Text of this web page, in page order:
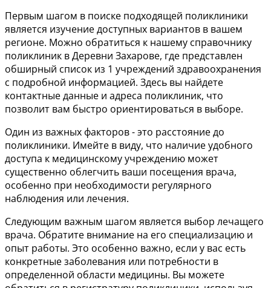
Первым шагом в поиске подходящей поликлиники
является изучение доступных вариантов в вашем
регионе. Можно обратиться к нашему справочнику
поликлиник в Деревни Захарове, где представлен
обширный список из 1 учреждений здравоохранения
с подробной информацией. Здесь вы найдете
контактные данные и адреса поликлиник, что
позволит вам быстро ориентироваться в выборе.
Один из важных факторов - это расстояние до
поликлиники. Имейте в виду, что наличие удобного
доступа к медицинскому учреждению может
существенно облегчить ваши посещения врача,
особенно при необходимости регулярного
наблюдения или лечения.
Следующим важным шагом является выбор лечащего
врача. Обратите внимание на его специализацию и
опыт работы. Это особенно важно, если у вас есть
конкретные заболевания или потребности в
определенной области медицины. Вы можете